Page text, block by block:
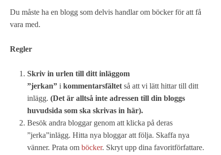
Du måste ha en blogg som delvis handlar om böcker för att få
vara med.
Regler
Skriv in urlen till ditt inläggom
”jerkan” i kommentarsfältet så att vi lätt hittar till ditt
inlägg. (Det är alltså inte adressen till din bloggs
huvudsida som ska skrivas in här).
Besök andra bloggar genom att klicka på deras
”jerka”inlägg. Hitta nya bloggar att följa. Skaffa nya
vänner. Prata om böcker. Skryt upp dina favoritförfattare.